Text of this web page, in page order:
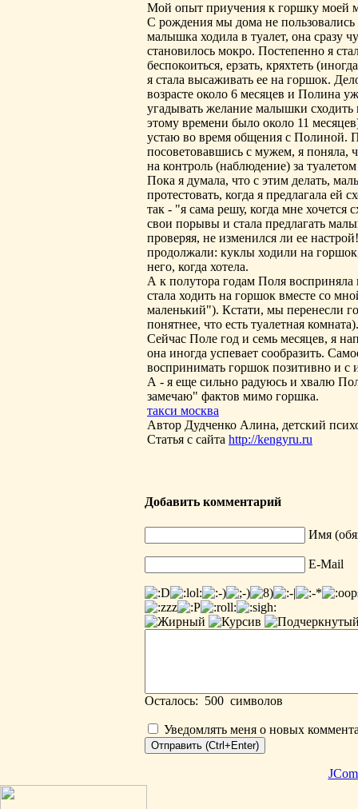
Мой опыт приучения к горшку моей
С рождения мы дома не
малышка ходила в туалет, она сразу
становилось мокро. Постепенно я
беспокоиться, ерзать, кряхтеть
я стала высаживать ее на горшок.
возрасте около 6 месяцев и Полина
угадывать желание малышки сходить
этому времени было около 11
устаю во время общения с Полиной.
посоветовавшись с мужем, я поняла,
на контроль (наблюдение) за
Пока я думала, что с этим делать,
протестовать, когда я предлагала ей
так - "я сама решу, когда мне
свои порывы и стала предлагать
проверяя, не изменился ли ее
продолжали: куклы ходили на
него, когда хотела.
А к полутора годам Поля
стала ходить на горшок вместе со
маленький"). Кстати, мы перенесли
понятнее, что есть туалетная комната).
Сейчас Поле год и семь месяцев, я
она иногда успевает сообразить.
воспринимать горшок позитивно и с
А - я еще сильно радуюсь и хвалю
замечаю" фактов мимо горшка.
такси москва
Автор Дудченко Алина, детский
Статья с сайта http://kengyru.ru
Добавить комментарий
Имя
E-Mail
Осталось: 500 символов
Уведомлять меня о новых